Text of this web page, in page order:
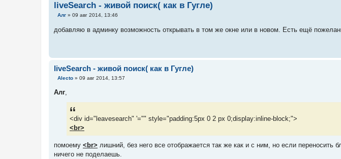
liveSearch - живой поиск( как в Гугле)
С
б
и
Алг » 09 авг 2014, 13:46
добавляю в админку возможность открывать в том же окне или в новом. Есть ещё
liveSearch - живой поиск( как в Гугле)
С
б
Alecto » 09 авг 2014, 13:57
Алг,
<div id="leavesearch" '="" style="padding:5px 0 2 px 0;display:inline-block;">
<br>
помоему <br> лишний, без него все отображается так же как и с ним, но если
ничего не поделаешь.